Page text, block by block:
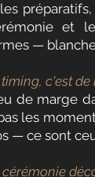
et
—
c'est de
de marge
les
— ce sont
cérémonie